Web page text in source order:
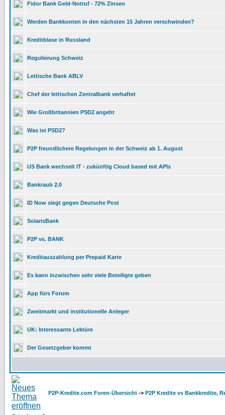
Fidor Bank Geld-Notruf - 72% Zinsen
Werden Bankkonten in den nächsten 15 Jahren verschwinden?
Kreditblase in Russland
Regulierung Schweiz
Lettische Bank ABLV
Chef der lettischen Zentralbank verhaftet
Wie Großbritannien PSD2 angeht
Was ist PSD2?
P2P freundlichere Regelungen in der Schweiz ab 1. August
US Bank wechselt IT - zukünftig Cloud based mit APIs
Bankraub 2.0
ID Now siegt gegen Deutsche Post
SolarisBank
P2P vs. BANK
Kreditauszahlung per Prepaid Karte
Es kann inzwischen sehr viele Beteiligte geben
App fürs Forum
Zweitmarkt und institutionelle Anleger
UK: Interessante Lektüre
Der Gesetzgeber kommt
P2P-Kredite.com Foren-Übersicht -> P2P Kredite vs Bankkredite,